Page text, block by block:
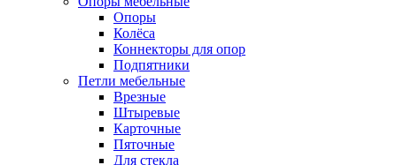
Опоры
Колёса
Коннекторы для опор
Подпятники
Петли мебельные
Врезные
Штыревые
Карточные
Пяточные
Для стекла